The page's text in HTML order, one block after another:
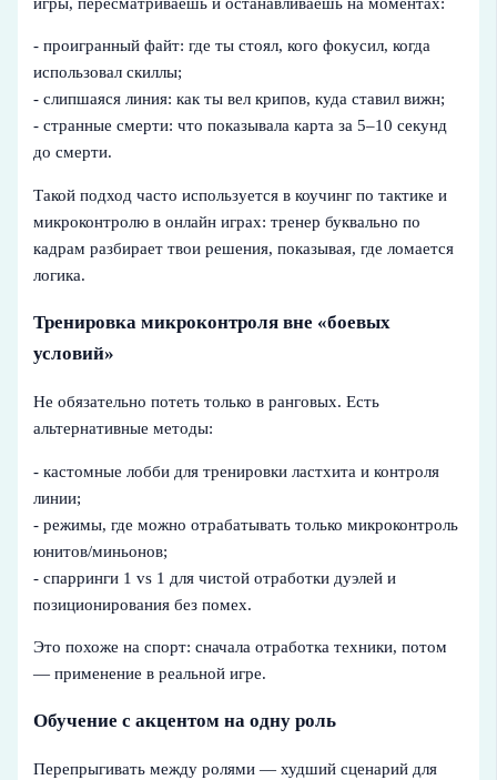
- проигранный файт: где ты стоял, кого фокусил, когда
использовал скиллы;
- слипшаяся линия: как ты вел крипов, куда ставил вижн;
- странные смерти: что показывала карта за 5–10 секунд
до смерти.
Такой подход часто используется в коучинг по тактике и
микроконтролю в онлайн играх: тренер буквально по
кадрам разбирает твои решения, показывая, где ломается
логика.
Тренировка микроконтроля вне «боевых
условий»
Не обязательно потеть только в ранговых. Есть
альтернативные методы:
- кастомные лобби для тренировки ластхита и контроля
линии;
- режимы, где можно отрабатывать только микроконтроль
юнитов/миньонов;
- спарринги 1 vs 1 для чистой отработки дуэлей и
позиционирования без помех.
Это похоже на спорт: сначала отработка техники, потом
— применение в реальной игре.
Обучение с акцентом на одну роль
Перепрыгивать между ролями — худший сценарий для